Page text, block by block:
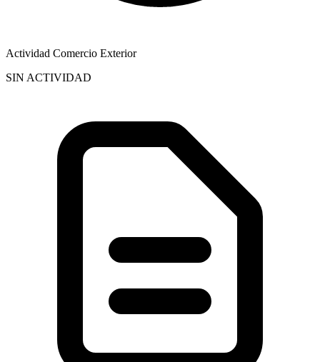
Actividad Comercio Exterior
SIN ACTIVIDAD